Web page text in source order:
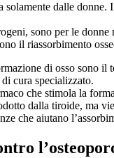
solamente dalle
sono per le donne
il riassorbimento
di osso sono il
cura specializzato.
che stimola la
dalla tiroide, ma
che aiutano